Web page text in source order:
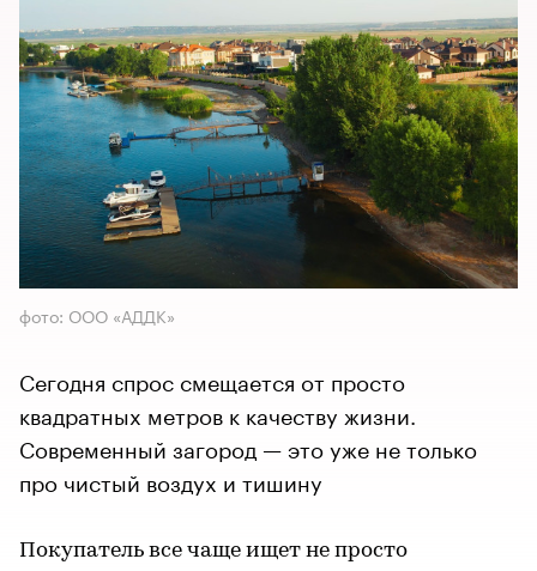
фото: ООО «АДДК»
Сегодня спрос смещается от просто
квадратных метров к качеству жизни.
Современный загород — это уже не только
про чистый воздух и тишину
Покупатель все чаще ищет не просто